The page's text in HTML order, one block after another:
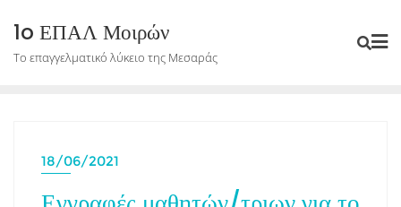
content
1o ΕΠΑΛ Μοιρών
Το επαγγελματικό λύκειο της Μεσαράς
18/06/2021